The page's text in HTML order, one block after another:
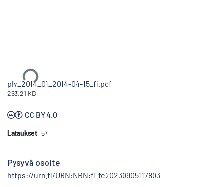
Ladataan...
plv_2014_01_2014-04-15_fi.pdf
263.21 KB
CC BY 4.0
Lataukset 57
Pysyvä osoite
https://urn.fi/URN:NBN:fi-fe20230905117803